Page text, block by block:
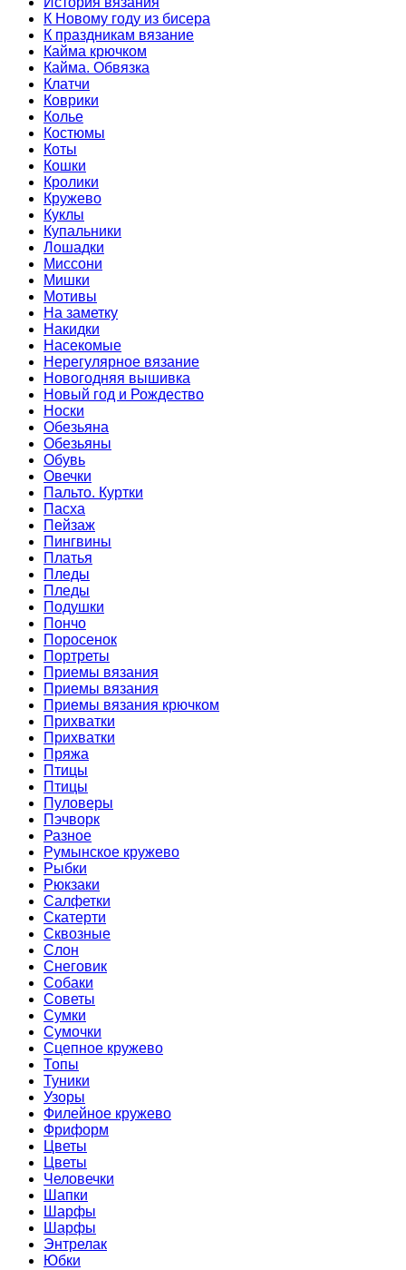
К Новому году из бисера
К праздникам вязание
Кайма крючком
Кайма. Обвязка
Клатчи
Коврики
Колье
Костюмы
Коты
Кошки
Кролики
Кружево
Куклы
Купальники
Лошадки
Миссони
Мишки
Мотивы
На заметку
Накидки
Насекомые
Нерегулярное вязание
Новогодняя вышивка
Новый год и Рождество
Носки
Обезьяна
Обезьяны
Обувь
Овечки
Пальто. Куртки
Пасха
Пейзаж
Пингвины
Платья
Пледы
Пледы
Подушки
Пончо
Поросенок
Портреты
Приемы вязания
Приемы вязания
Приемы вязания крючком
Прихватки
Прихватки
Пряжа
Птицы
Птицы
Пуловеры
Пэчворк
Разное
Румынское кружево
Рыбки
Рюкзаки
Салфетки
Скатерти
Сквозные
Слон
Снеговик
Собаки
Советы
Сумки
Сумочки
Сцепное кружево
Топы
Туники
Узоры
Филейное кружево
Фриформ
Цветы
Цветы
Человечки
Шапки
Шарфы
Шарфы
Энтрелак
Юбки